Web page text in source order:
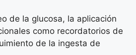
de la glucosa, la aplicación
como recordatorios de
de la ingesta de